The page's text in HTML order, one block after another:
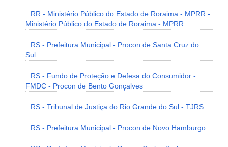
RR - Ministério Público do Estado de Roraima - MPRR -
Ministério Público do Estado de Roraima - MPRR
RS - Prefeitura Municipal - Procon de Santa Cruz do
Sul
RS - Fundo de Proteção e Defesa do Consumidor -
FMDC - Procon de Bento Gonçalves
RS - Tribunal de Justiça do Rio Grande do Sul - TJRS
RS - Prefeitura Municipal - Procon de Novo Hamburgo